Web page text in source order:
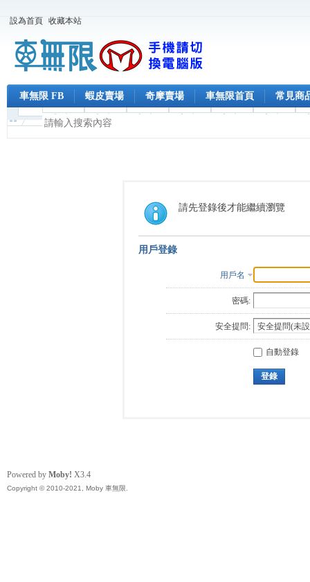
設為首頁 收藏本站
車無限 FB 蝦皮賣場 奇摩賣場 車無限首頁 常見商
請先登錄後才能繼續瀏覽
用戶登錄
用戶名
密碼:
安全提問:
自動登錄
登錄
Powered by Moby! X3.4
Copyright © 2010-2021, Moby 車無限.